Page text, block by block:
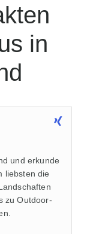
in
und erkunde
liebsten die
zu Outdoor-